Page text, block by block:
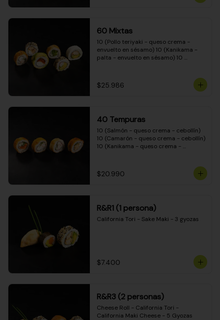
(Pimentón - queso crema - cebollín -
envuelto en masa tempura)
60 Mixtas
10 (Pollo teriyaki - queso crema -
envuelto en sésamo) 10 (Kanikama -
palta - envuelto en sésamo) 10
envuelto en queso crema) 10
(Camarón - queso crema - cebollín -
$25.986
40 Tempuras
10 (Salmón - queso crema - cebollín)
10 (Camarón - queso crema - cebollín)
10 (Kanikama - queso crema -
$20.990
R&R1 (1 persona)
California Tori - Sake Maki - 3 gyozas
$7.400
R&R3 (2 personas)
Cheese Roll - California Tori -
California Maki Cheese - 5 Gyozas